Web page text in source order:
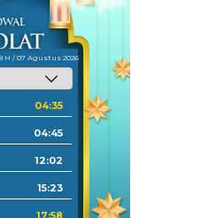
H / 07 Agustus 2026
04:35
04:45
12:02
15:23
17:58